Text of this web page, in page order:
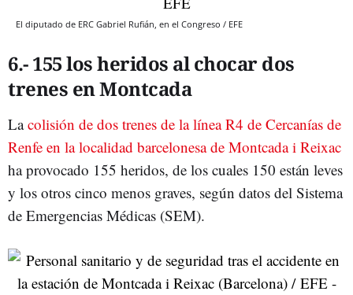
El diputado de ERC Gabriel Rufián, en el Congreso / EFE
6.- 155 los heridos al chocar dos
trenes en Montcada
Lacolisión de dos trenes de la línea R4 de Cercanías de
Renfe en la localidad barcelonesa de Montcada i Reixac
ha provocado 155 heridos, de los cuales 150 están leves
y los otros cinco menos graves, según datos del Sistema
de Emergencias Médicas (SEM).